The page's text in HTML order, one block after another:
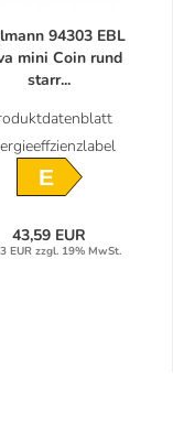
94303 EBL
mini Coin rund
starr...
E
43,59 EUR
EUR zzgl. 19% MwSt.